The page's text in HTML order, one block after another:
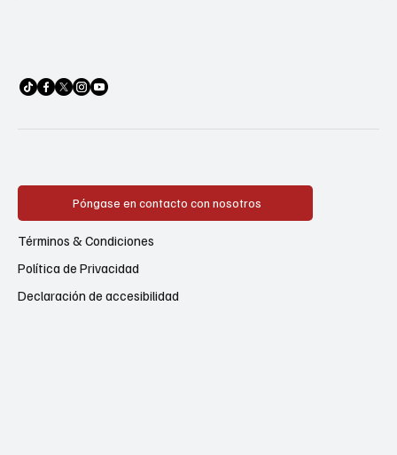
Póngase en contacto con nosotros
Política de Privacidad
Términos & Condiciones
Declaración de accesibilidad